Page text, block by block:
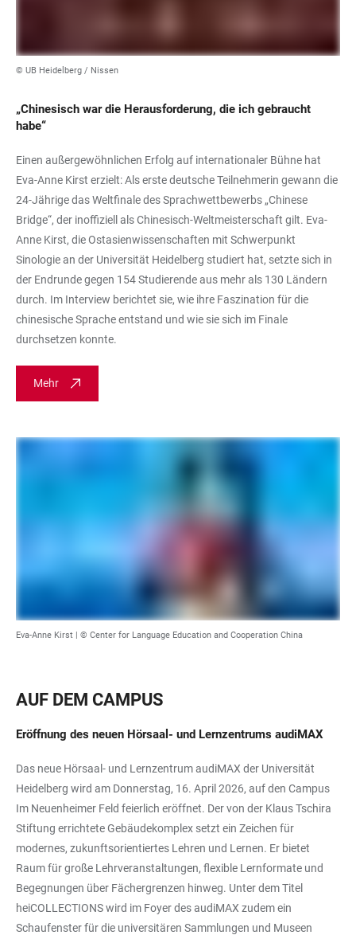
© UB Heidelberg / Nissen
„Chinesisch war die Herausforderung, die ich gebraucht
habe“
Einen außergewöhnlichen Erfolg auf internationaler Bühne hat
Eva-Anne Kirst erzielt: Als erste deutsche Teilnehmerin gewann die
24-Jährige das Weltfinale des Sprachwettbewerbs „Chinese
Bridge“, der inoffiziell als Chinesisch-Weltmeisterschaft gilt. Eva-
Anne Kirst, die Ostasienwissenschaften mit Schwerpunkt
Sinologie an der Universität Heidelberg studiert hat, setzte sich in
der Endrunde gegen 154 Studierende aus mehr als 130 Ländern
durch. Im Interview berichtet sie, wie ihre Faszination für die
chinesische Sprache entstand und wie sie sich im Finale
durchsetzen konnte.
Mehr
Eva-Anne Kirst | © Center for Language Education and Cooperation China
AUF DEM CAMPUS
Eröffnung des neuen Hörsaal- und Lernzentrums audiMAX
Das neue Hörsaal- und Lernzentrum audiMAX der Universität
Heidelberg wird am Donnerstag, 16. April 2026, auf den Campus
Im Neuenheimer Feld feierlich eröffnet. Der von der Klaus Tschira
Stiftung errichtete Gebäudekomplex setzt ein Zeichen für
modernes, zukunftsorientiertes Lehren und Lernen. Er bietet
Raum für große Lehrveranstaltungen, flexible Lernformate und
Begegnungen über Fächergrenzen hinweg. Unter dem Titel
heiCOLLECTIONS wird im Foyer des audiMAX zudem ein
Schaufenster für die universitären Sammlungen und Museen